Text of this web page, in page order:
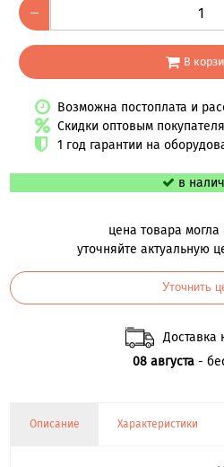
–
В
Возможна постоплата и
Скидки оптовым
1 год гарантии на
в
цена товара могла
уточняйте актуальную
Уточнить
Доставка
08 августа -
Описание Характеристики